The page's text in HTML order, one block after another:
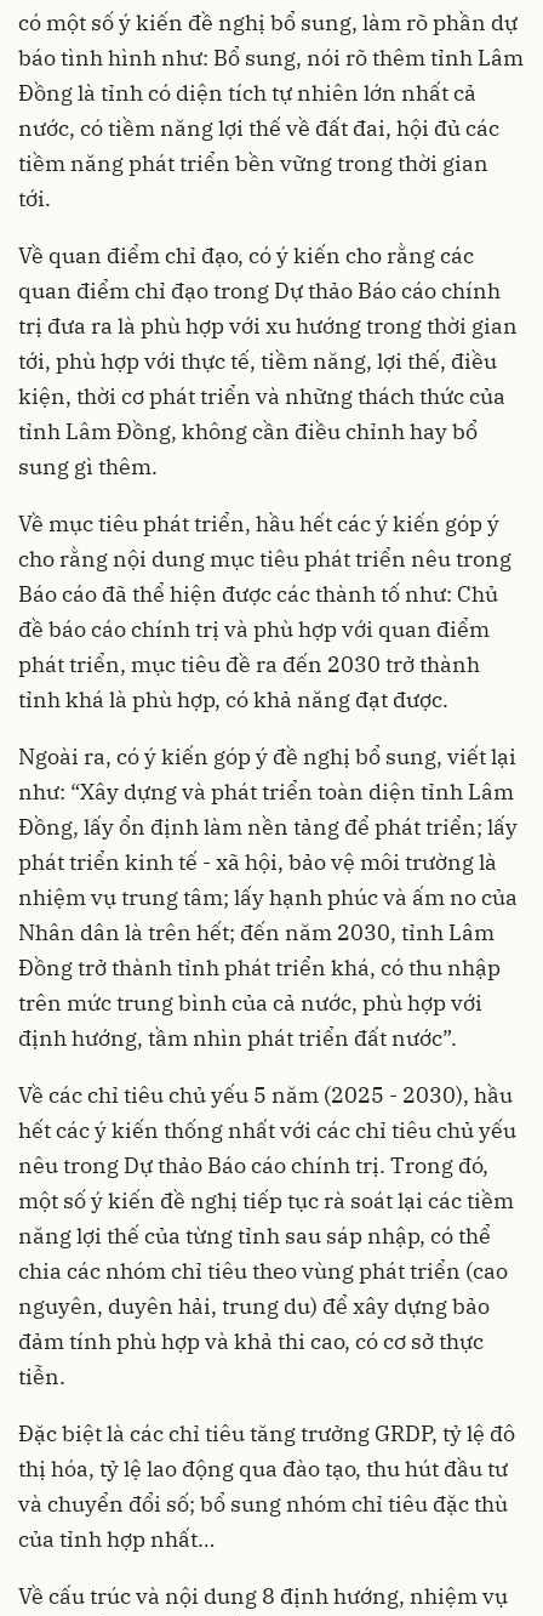
có một số ý kiến đề nghị bổ sung, làm rõ phần dự
báo tình hình như: Bổ sung, nói rõ thêm tỉnh Lâm
Đồng là tỉnh có diện tích tự nhiên lớn nhất cả
nước, có tiềm năng lợi thế về đất đai, hội đủ các
tiềm năng phát triển bền vững trong thời gian
tới.
Về quan điểm chỉ đạo, có ý kiến cho rằng các
quan điểm chỉ đạo trong Dự thảo Báo cáo chính
trị đưa ra là phù hợp với xu hướng trong thời gian
tới, phù hợp với thực tế, tiềm năng, lợi thế, điều
kiện, thời cơ phát triển và những thách thức của
tỉnh Lâm Đồng, không cần điều chỉnh hay bổ
sung gì thêm.
Về mục tiêu phát triển, hầu hết các ý kiến góp ý
cho rằng nội dung mục tiêu phát triển nêu trong
Báo cáo đã thể hiện được các thành tố như: Chủ
đề báo cáo chính trị và phù hợp với quan điểm
phát triển, mục tiêu đề ra đến 2030 trở thành
tỉnh khá là phù hợp, có khả năng đạt được.
Ngoài ra, có ý kiến góp ý đề nghị bổ sung, viết lại
như: “Xây dựng và phát triển toàn diện tỉnh Lâm
Đồng, lấy ổn định làm nền tảng để phát triển; lấy
phát triển kinh tế - xã hội, bảo vệ môi trường là
nhiệm vụ trung tâm; lấy hạnh phúc và ấm no của
Nhân dân là trên hết; đến năm 2030, tỉnh Lâm
Đồng trở thành tỉnh phát triển khá, có thu nhập
trên mức trung bình của cả nước, phù hợp với
định hướng, tầm nhìn phát triển đất nước”.
Về các chỉ tiêu chủ yếu 5 năm (2025 - 2030), hầu
hết các ý kiến thống nhất với các chỉ tiêu chủ yếu
nêu trong Dự thảo Báo cáo chính trị. Trong đó,
một số ý kiến đề nghị tiếp tục rà soát lại các tiềm
năng lợi thế của từng tỉnh sau sáp nhập, có thể
chia các nhóm chỉ tiêu theo vùng phát triển (cao
nguyên, duyên hải, trung du) để xây dựng bảo
đảm tính phù hợp và khả thi cao, có cơ sở thực
tiễn.
Đặc biệt là các chỉ tiêu tăng trưởng GRDP, tỷ lệ đô
thị hóa, tỷ lệ lao động qua đào tạo, thu hút đầu tư
và chuyển đổi số; bổ sung nhóm chỉ tiêu đặc thù
của tỉnh hợp nhất…
Về cấu trúc và nội dung 8 định hướng, nhiệm vụ